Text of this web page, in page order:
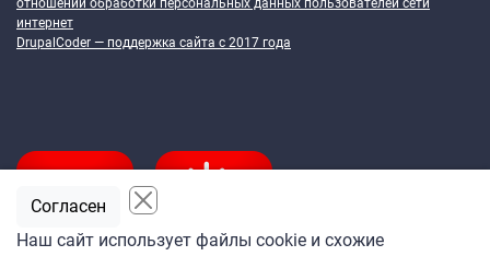
отношении обработки персональных данных пользователей сети
интернет
DrupalCoder — поддержка сайта c 2017 года
Наш сайт использует файлы cookie и схожие
Согласен